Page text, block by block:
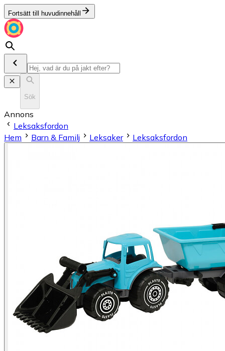
Fortsätt till huvudinnehåll
Sök
Annons
Leksaksfordon
Hem
Barn & Familj Leksaker Leksaksfordon